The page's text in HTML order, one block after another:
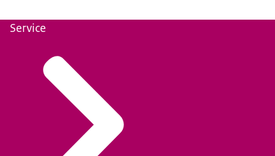
Service